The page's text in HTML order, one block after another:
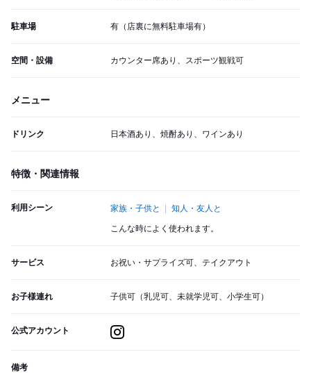
駐車場 有（店裏に無料駐車場有）
空間・設備 カウンター席あり、スポーツ観戦可
メニュー
ドリンク 日本酒あり、焼酎あり、ワインあり
特徴・関連情報
利用シーン 家族・子供と 知人・友人と
こんな時によく使われます。
サービス お祝い・サプライズ可、テイクアウト
お子様連れ 子供可（乳児可、未就学児可、小学生可）
公式アカウント
備考